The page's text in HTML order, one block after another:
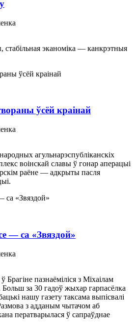
стабільная эканоміка — канкрэтныя
ўсёй краінай
агульнарэспубліканскіх
воінскай славы ў гонар аперацыі
раёне — адкрыты пасля
— са «Звяздой»
пазнаёміліся з Міхаілам
Больш за 30 гадоў жыхар гарпасёлка
нашу газету таксама выпісвалі
з адданым чытачом аб
ператварылася ў сапраўднае